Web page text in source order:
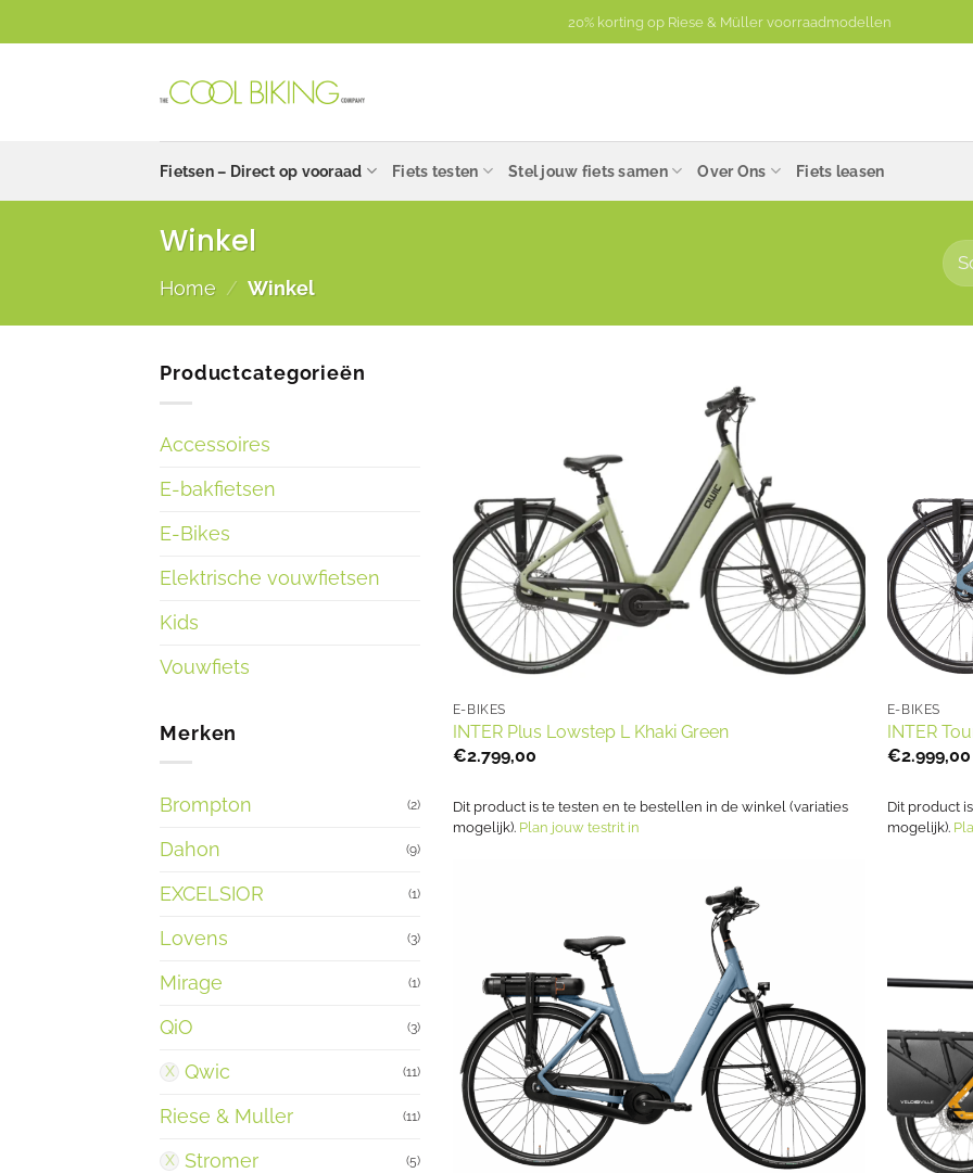
naar
Plan een uur exclusieve aandacht voor een proefrit en advies.
Fietsen – Direct op vooraad Fiets testen Stel jouw fiets samen Over Ons Fiets leasen
Winkel
Home / Winkel
Productcategorieën
Accessoires
E-bakfietsen
E-Bikes
Elektrische vouwfietsen
Kids
Vouwfiets
Merken
Brompton (2)
Dahon (9)
EXCELSIOR (1)
Lovens (3)
Mirage (1)
QiO (3)
Qwic (11)
Riese & Muller (11)
Stromer (5)
E-BIKES
INTER Plus Lowstep L Khaki Green
€2.799,00
Dit product is te testen en te bestellen in de winkel (variaties
mogelijk). Plan jouw testrit in
E-BIKES
INTER
€2.999,00
Dit product
mogelijk).